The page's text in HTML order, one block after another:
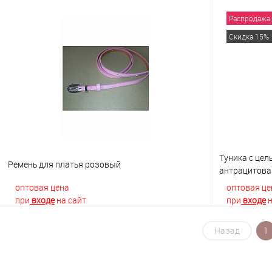
К сравнению
В наличии
Ремень для платья розовый
оптовая цена
при входена сайт
Распродажа
Скидка 15%
Туника с
оптовая
при входе
Назад 1